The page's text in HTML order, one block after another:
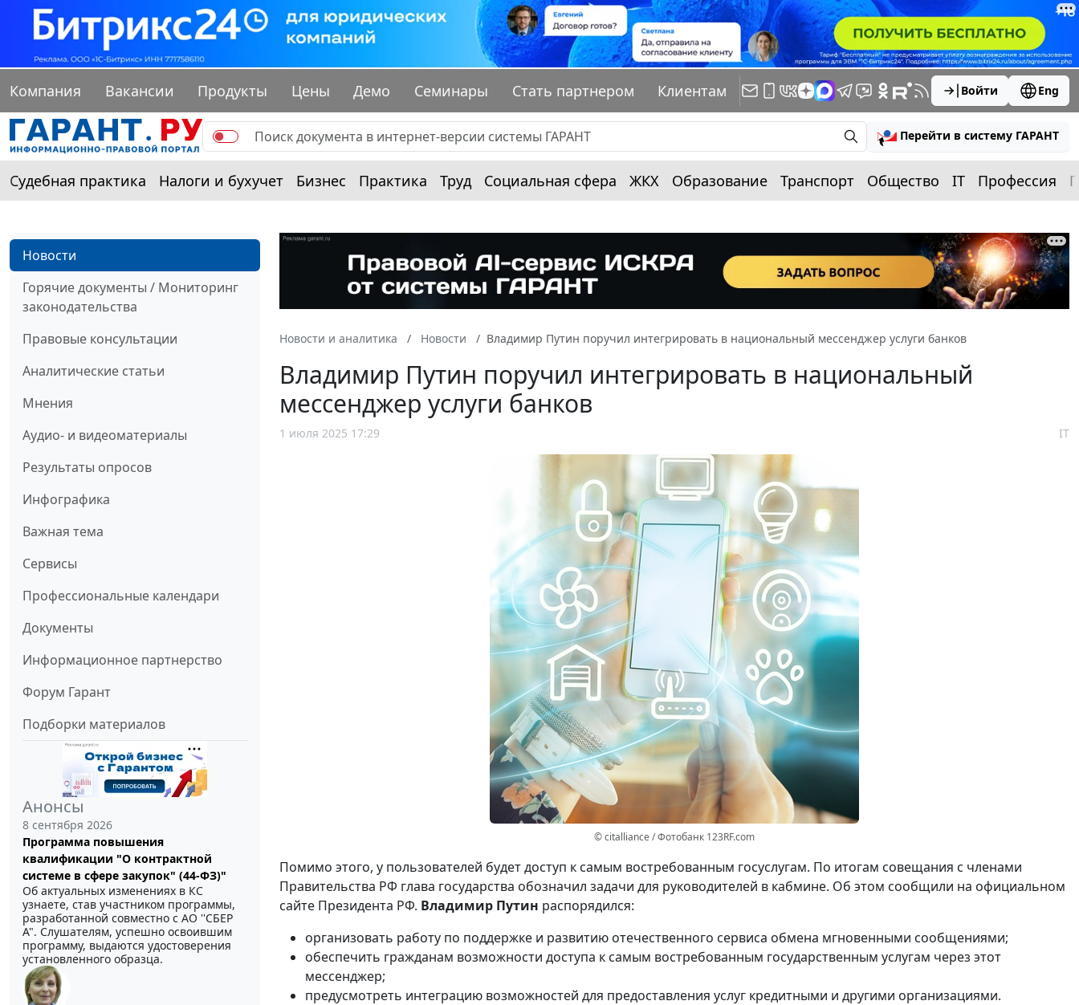
Компания Вакансии Продукты Цены Демо Семинары Стать партнером Клиентам Войти Eng
Перейти в систему ГАРАНТ
Судебная практика Налоги и бухучет Бизнес Практика Труд Социальная сфера ЖКХ Образование Транспорт Общество IT Профессия
Новости
Горячие документы / Мониторинг
законодательства
Правовые консультации
Аналитические статьи
Мнения
Аудио- и видеоматериалы
Результаты опросов
Инфографика
Важная тема
Сервисы
Профессиональные календари
Документы
Информационное партнерство
Форум Гарант
Подборки материалов
Анонсы
8 сентября 2026
Программа повышения
квалификации "О контрактной
системе в сфере закупок" (44-ФЗ)"
Об актуальных изменениях в КС
узнаете, став участником программы,
разработанной совместно с АО ''СБЕР
А". Слушателям, успешно освоившим
программу, выдаются удостоверения
установленного образца.
Новости и аналитика Новости Владимир Путин поручил интегрировать в национальный мессенджер услуги банков
Владимир Путин поручил интегрировать в национальный
мессенджер услуги банков
1 июля 2025 17:29 IT
© citalliance / Фотобанк 123RF.com
Помимо этого, у пользователей будет доступ к самым востребованным госуслугам. По итогам совещания с членами
Правительства РФ глава государства обозначил задачи для руководителей в кабмине. Об этом сообщили на официальном
сайте Президента РФ. Владимир Путин распорядился:
организовать работу по поддержке и развитию отечественного сервиса обмена мгновенными сообщениями;
обеспечить гражданам возможности доступа к самым востребованным государственным услугам через этот
мессенджер;
предусмотреть интеграцию возможностей для предоставления услуг кредитными и другими организациями.